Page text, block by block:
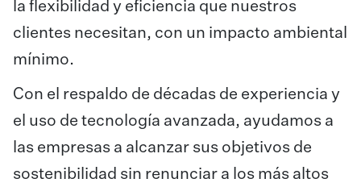
la flexibilidad y eficiencia que nuestros
clientes necesitan, con un impacto ambiental
mínimo.
Con el respaldo de décadas de experiencia y
el uso de tecnología avanzada, ayudamos a
las empresas a alcanzar sus objetivos de
sostenibilidad sin renunciar a los más altos